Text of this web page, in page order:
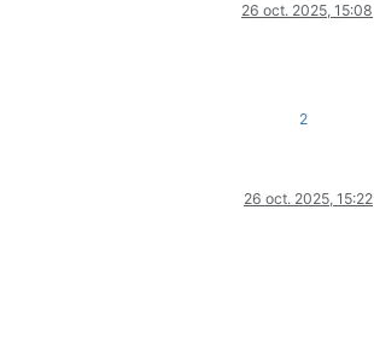
26 oct. 2025, 15:08
2
26 oct. 2025, 15:22